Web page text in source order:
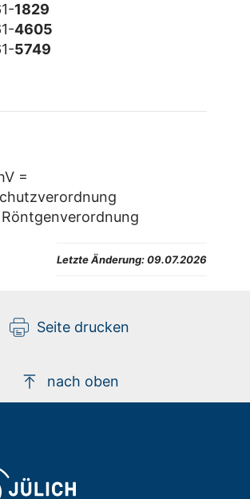
1829
4605
5749
=
Letzte Änderung:09.07.2026
Seite drucken
nach oben